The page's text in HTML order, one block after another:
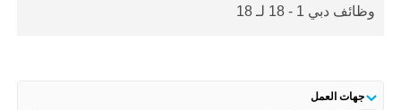
وظائف دبي 1 - 18 لـ 18
جهات العمل